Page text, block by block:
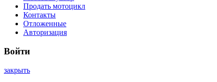
Продать мотоцикл
Контакты
Отложенные
Авторизация
Войти
закрыть